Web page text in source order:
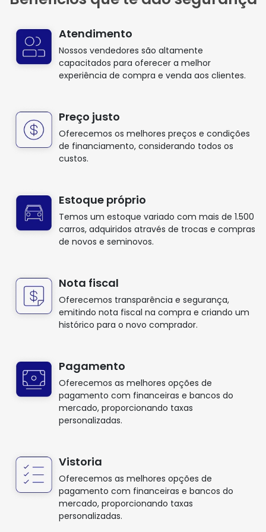
Atendimento
Nossos vendedores são altamente
capacitados para oferecer a melhor
experiência de compra e venda aos clientes.
Preço justo
Oferecemos os melhores preços e condições
de financiamento, considerando todos os
custos.
Estoque próprio
Temos um estoque variado com mais de 1.500
carros, adquiridos através de trocas e compras
de novos e seminovos.
Nota fiscal
Oferecemos transparência e segurança,
emitindo nota fiscal na compra e criando um
histórico para o novo comprador.
Pagamento
Oferecemos as melhores opções de
pagamento com financeiras e bancos do
mercado, proporcionando taxas
personalizadas.
Vistoria
Oferecemos as melhores opções de
pagamento com financeiras e bancos do
mercado, proporcionando taxas
personalizadas.